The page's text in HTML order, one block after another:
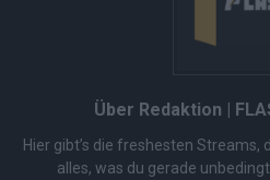
Über Redaktion |
Hier gibt’s die freshesten Streams,
alles, was du gerade